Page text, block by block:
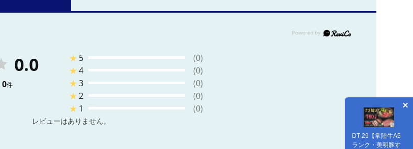
DT-29【常陸牛A5
ランク・美明豚す
0.0
0件
★ 5
(0)
★4
(0)
★3
(0)
★2
(0)
★ 1 (0)
レビューはありません。